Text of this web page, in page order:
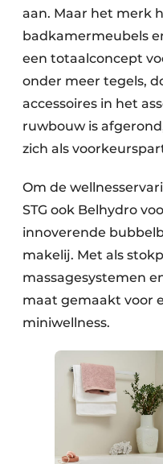
aan. Maar het merk
badkamermeubels
een totaalconcept
onder meer tegels,
accessoires in het
ruwbouw is
zich als
Om de
STG ook Belhydro
innoverende
makelij. Met als
massagesystemen
maat gemaakt voor
miniwellness.